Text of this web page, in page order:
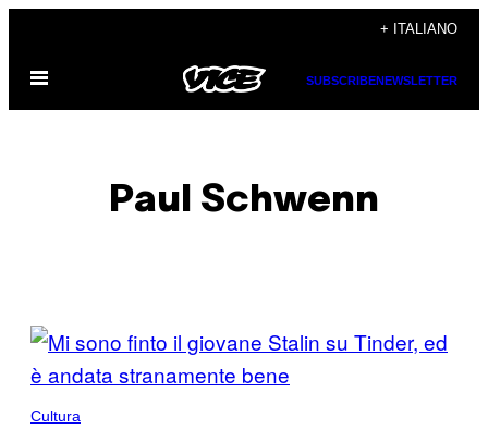
contenuto
+ ITALIANO
Apri
menu
SUBSCRIBENEWSLETTER
Paul Schwenn
POSTS
BY
THIS
Cultura